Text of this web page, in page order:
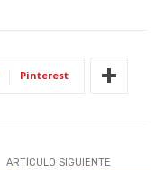
Pinterest
ARTÍCULO SIGUIENTE